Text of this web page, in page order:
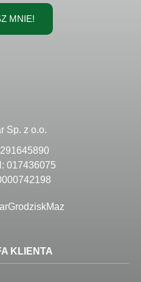
MNIE!
Sp. z o.o.
017436075
KLIENTA